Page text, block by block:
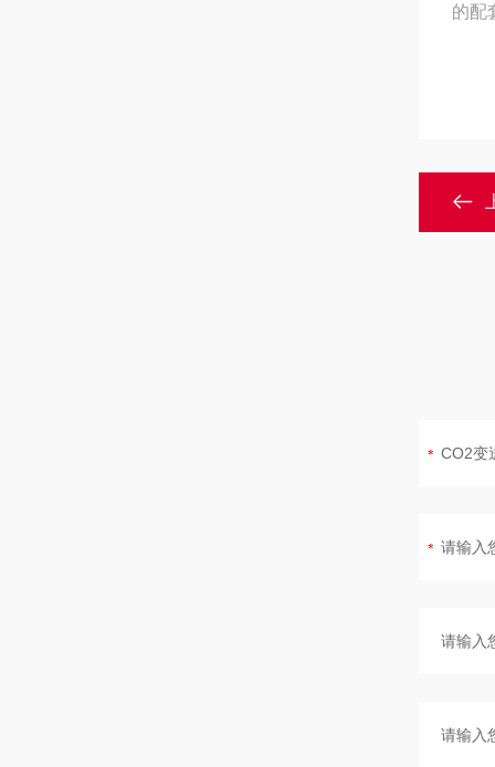
的配